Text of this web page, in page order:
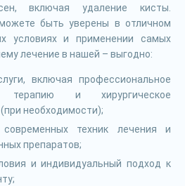
включая удаление кисты.
быть уверены в отличном
условиях и применении самых
лечение в нашей – выгодно:
включая профессиональное
терапию и хирургическое
необходимости);
современных техник лечения и
препаратов;
и индивидуальный подход к